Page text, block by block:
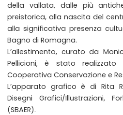
della vallata, dalle più
preistorica, alla nascita del
alla significativa presenza
Bagno di Romagna.
L’allestimento, curato da
Pellicioni, è stato
Cooperativa Conservazione e
L’apparato grafico è di Rita
Disegni Grafici/Illustrazioni,
(SBAER).